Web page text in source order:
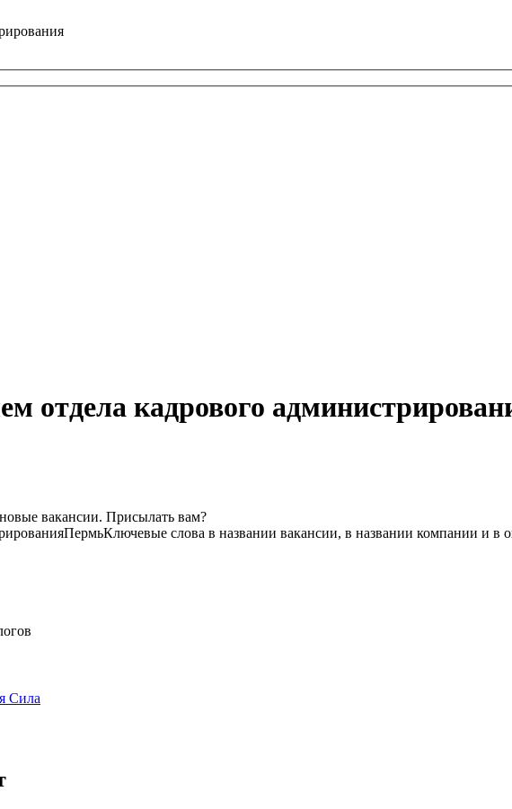
отдела кадрового
вакансии. Присылать вам?
ПермьКлючевые слова в названии вакансии, в названии компании и в
Сила